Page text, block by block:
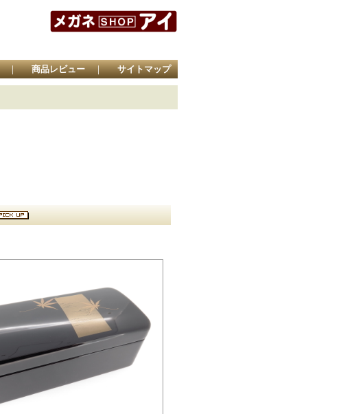
｜ 商品レビュー ｜ サイトマップ